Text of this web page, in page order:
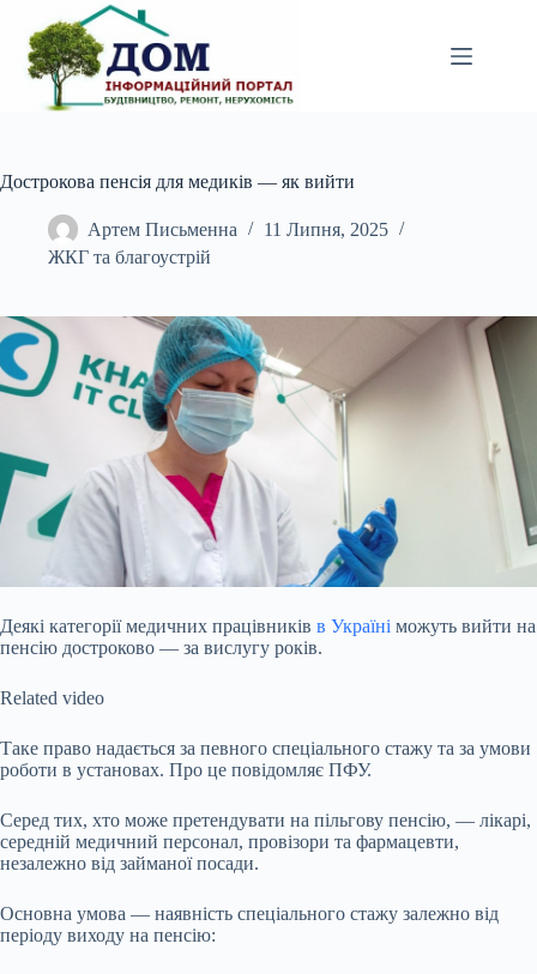
вмісту
Дострокова пенсія для медиків — як вийти
Артем Письменна
11 Липня, 2025
ЖКГ та благоустрій
Деякі категорії медичних працівників в Україні можуть вийти на
пенсію достроково — за вислугу років.
Related video
Таке право надається за певного спеціального стажу та за умови
роботи в установах. Про це повідомляє ПФУ.
Серед тих, хто може претендувати на пільгову пенсію, — лікарі,
середній медичний персонал, провізори та фармацевти,
незалежно від займаної посади.
Основна умова — наявність спеціального стажу залежно від
періоду виходу на пенсію: